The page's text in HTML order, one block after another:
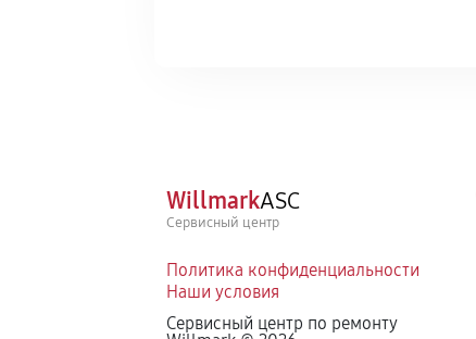
WillmarkASC
Сервисный центр
Политика конфиденциальности
Наши условия
Сервисный центр по ремонту